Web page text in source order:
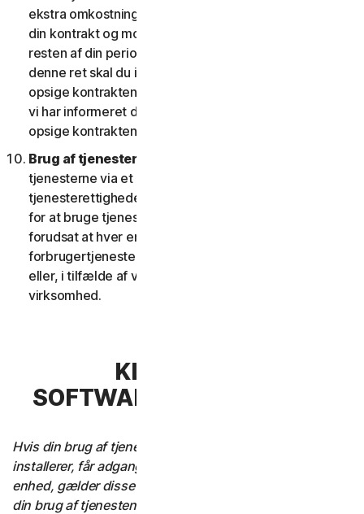
ekstra omkostninger; eller (ii) giver dig ret til at opsige
din kontrakt og modtage en pro rata refusion for
resten af din periode med tjenesten. For at udøve
denne ret skal du informere os om dit ønske om at
opsige kontrakten inden for fjorten (14) dage efter, at
vi har informeret dig om ændringen og din ret til at
opsige kontrakten.
Brug af tjenester over et netværk.
tjenesterne via et netværk, forudsat at dine
tjenesterettigheder giver dig adgang til eller mulighed
for at bruge tjenesterne på mere end én enhed, og
forudsat at hver enhed, der tilgår eller bruger
forbrugertjenesterne, tilhører en enkelt husstand
eller, i tilfælde af virksomhedstjenester, en enkelt
virksomhed.
KLAUSUL 3 –
SOFTWARELICENSVILKÅR
Hvis din brug af tjenesten kræver, at du downloader,
installerer, får adgang til eller bruger software på en
enhed, gælder disse softwarelicensbetingelser også for
din brug af tjenesten.